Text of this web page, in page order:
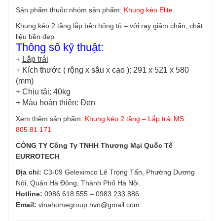
Sản phẩm thuộc nhóm sản phẩm: Khung kéo Elite
Khung kéo 2 tầng lắp bên hông tủ – với ray giảm chấn, chất
liệu bền đẹp.
Thông số kỹ thuật:
+ Lắp trái
+ Kích thước ( rộng x sâu x cao ): 291 x 521 x 580
(mm)
+ Chịu tải: 40kg
+ Màu hoàn thiện: Đen
Xem thêm sản phẩm: Khung kéo 2 tầng – Lắp trái MS:
805.81.171
CÔNG TY Công Ty TNHH Thương Mại Quốc Tế
EURROTECH
Địa chỉ: C3-09 Geleximco Lê Trọng Tấn, Phường Dương
Nội, Quận Hà Đông, Thành Phố Hà Nội.
Hotline: 0986.618.555 – 0983.233.886
Email: vinahomegroup.hvn@gmail.com